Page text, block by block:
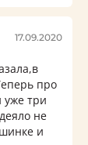
17.09.2020
про
уже три
не
и